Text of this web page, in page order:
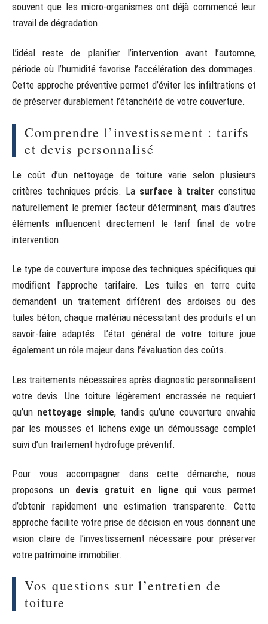
souvent que les micro-organismes ont déjà commencé leur
travail de dégradation.
L’idéal reste de planifier l’intervention avant l’automne,
période où l’humidité favorise l’accélération des dommages.
Cette approche préventive permet d’éviter les infiltrations et
de préserver durablement l’étanchéité de votre couverture.
Comprendre l’investissement : tarifs
et devis personnalisé
Le coût d’un nettoyage de toiture varie selon plusieurs
critères techniques précis. La surface à traiter constitue
naturellement le premier facteur déterminant, mais d’autres
éléments influencent directement le tarif final de votre
intervention.
Le type de couverture impose des techniques spécifiques qui
modifient l’approche tarifaire. Les tuiles en terre cuite
demandent un traitement différent des ardoises ou des
tuiles béton, chaque matériau nécessitant des produits et un
savoir-faire adaptés. L’état général de votre toiture joue
également un rôle majeur dans l’évaluation des coûts.
Les traitements nécessaires après diagnostic personnalisent
votre devis. Une toiture légèrement encrassée ne requiert
qu’un nettoyage simple, tandis qu’une couverture envahie
par les mousses et lichens exige un démoussage complet
suivi d’un traitement hydrofuge préventif.
Pour vous accompagner dans cette démarche, nous
proposons un devis gratuit en ligne qui vous permet
d’obtenir rapidement une estimation transparente. Cette
approche facilite votre prise de décision en vous donnant une
vision claire de l’investissement nécessaire pour préserver
votre patrimoine immobilier.
Vos questions sur l’entretien de
toiture